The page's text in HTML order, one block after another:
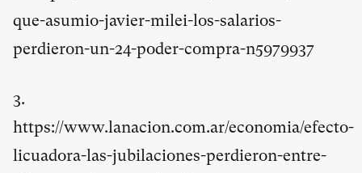
que-asumio-javier-milei-los-salarios-
perdieron-un-24-poder-compra-n5979937
3.
https://www.lanacion.com.ar/economia/efecto-
licuadora-las-jubilaciones-perdieron-entre-